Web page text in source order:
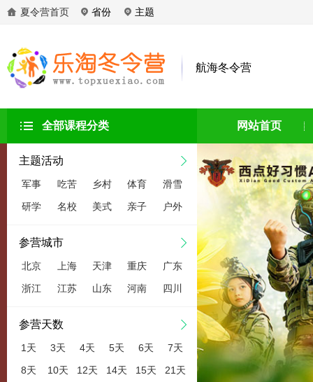
夏令营首页 省份 主题
航海冬令营
全部课程分类 网站首页
主题活动
军事 吃苦 乡村 体育
滑雪
研学
名校 美式 亲子 户外
参营城市
北京 上海 天津 重庆
广东
浙江
江苏 山东 河南 四川
参营天数
1天 3天 4天 5天 6天
7天
8天
10天 12天 14天 15天 21天